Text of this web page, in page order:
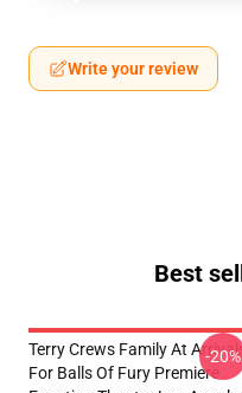
Write your review
Best
Terry Crews Family At
For Balls Of Fury Premiere
-20%